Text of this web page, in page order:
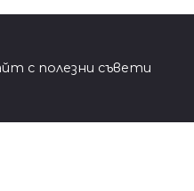
с полезни съвети